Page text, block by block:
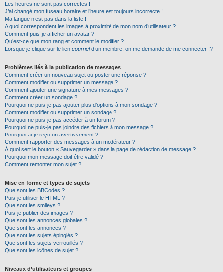
Les heures ne sont pas correctes !
J’ai changé mon fuseau horaire et l’heure est toujours incorrecte !
Ma langue n’est pas dans la liste !
A quoi correspondent les images à proximité de mon nom d’utilisateur ?
Comment puis-je afficher un avatar ?
Qu’est-ce que mon rang et comment le modifier ?
Lorsque je clique sur le lien courrield’un membre, on me demande de me connecter !?
Problèmes liés à la publication de messages
Comment créer un nouveau sujet ou poster une réponse ?
Comment modifier ou supprimer un message ?
Comment ajouter une signature à mes messages ?
Comment créer un sondage ?
Pourquoi ne puis-je pas ajouter plus d’options à mon sondage ?
Comment modifier ou supprimer un sondage ?
Pourquoi ne puis-je pas accéder à un forum ?
Pourquoi ne puis-je pas joindre des fichiers à mon message ?
Pourquoi ai-je reçu un avertissement ?
Comment rapporter des messages à un modérateur ?
À quoi sert le bouton « Sauvegarder » dans la page de rédaction de message ?
Pourquoi mon message doit être validé ?
Comment remonter mon sujet ?
Mise en forme et types de sujets
Que sont les BBCodes ?
Puis-je utiliser le HTML ?
Que sont les smileys ?
Puis-je publier des images ?
Que sont les annonces globales ?
Que sont les annonces ?
Que sont les sujets épinglés ?
Que sont les sujets verrouillés ?
Que sont les icônes de sujet ?
Niveaux d’utilisateurs et groupes